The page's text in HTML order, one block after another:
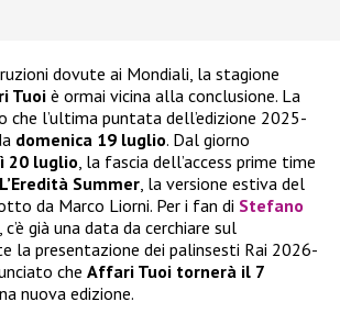
dovute ai Mondiali, la stagione
Tuoiè ormai vicina alla conclusione. La
che l’ultima puntata dell’edizione 2025-
domenica 19 luglio. Dal giorno
20 luglio , la fascia dell’access prime time
L’Eredità Summer , la versione estiva del
da Marco Liorni. Per i fan di Stefano
c’è già una data da cerchiare sul
la presentazione dei palinsesti Rai 2026-
che Affari Tuoi tornerà il 7
nuova edizione.